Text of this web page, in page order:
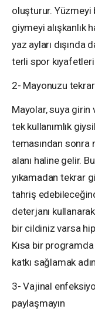
oluşturur.
giymeyi alışkanlık
yaz ayları
terli spor
2- Mayonuzu
Mayolar, suya girin
tek kullanımlık
temasından sonra
alanı haline gelir.
yıkamadan tekrar
tahriş
deterjanı
bir cildiniz varsa
Kısa bir
katkı sağlamak
3- Vajinal
paylaşmayın